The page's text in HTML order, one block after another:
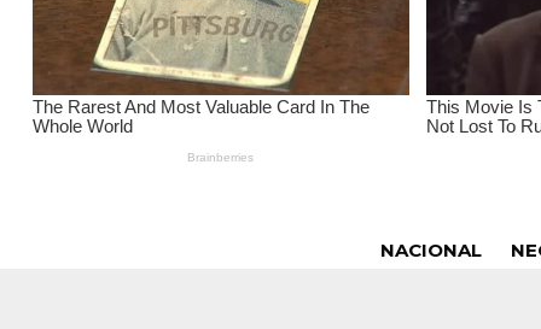
NACIONAL